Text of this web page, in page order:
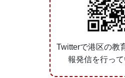
Twitterで港区の教
報発信を行って